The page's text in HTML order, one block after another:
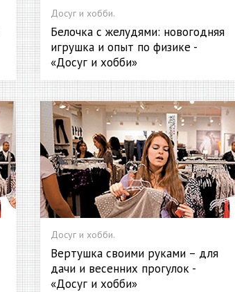
Досуг и хобби.
Белочка с желудями: новогодняя
игрушка и опыт по физике -
«Досуг и хобби»
Досуг и хобби.
Вертушка своими руками – для
дачи и весенних прогулок -
«Досуг и хобби»